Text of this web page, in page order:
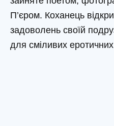
П’єром. Коханець
задоволень своїй
для сміливих